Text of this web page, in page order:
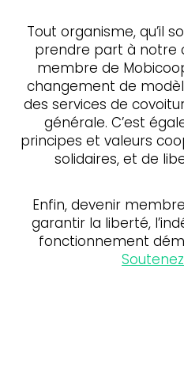
Tout organisme, qu’il
prendre part à notre
membre de
changement de
des services de
générale. C’est
principes et valeurs
solidaires, et de
Enfin, devenir
garantir la liberté,
fonctionnement